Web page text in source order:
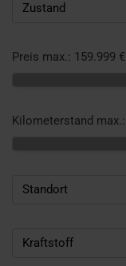
Zustand
Preis max.: 159.999 €
Kilometerstand max.:
Standort
Kraftstoff